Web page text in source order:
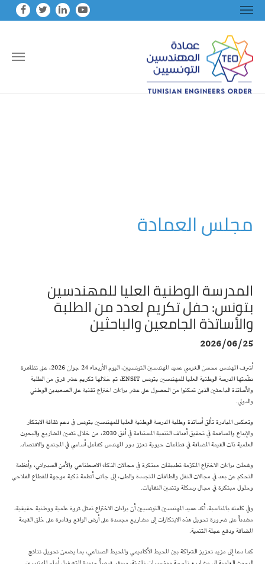
مجلس العمادة
المدرسة الوطنية العليا للمهندسين
بتونس: حفل تكريم لعدد من الطلبة
والأساتذة الجامعين والباحثين
2026/06/25
أشرف المهندس محسن الغرسي عميد المهندسين التونسيين، اليوم الأربعاء 24 جوان 2026، على تظاهرة
نظّمتها المدرسة الوطنية العليا للمهندسين بتونس ENSIT، تم خلالها تكريم عشر فرق من الطلبة
والأساتذة الباحثين الذين تمكنوا من الحصول على عشر براءات اختراع تقنية على الصعيدين الوطني
والدولي.
وتعكس المبادرة تألق أساتذة وطلبة المدرسة الوطنية العليا للمهندسين بتونس في دعم ثقافة الابتكار
والإبداع والمساهمة في تحقيق أهداف التنمية المستدامة في أفق 2030، من خلال تثمين المشاريع والبحوث
العلمية ذات القيمة المضافة في قطاعات حيوية تعزز دور المهندس كفاعل أساسي في المجتمع والاقتصاد.
وشملت براءات الاختراع المكرّمة تطبيقات مبتكرة في مجالات الذكاء الاصطناعي والأمن السيبراني، وأنظمة
التحكم عن بعد في مجالات النقل والطاقات المتجددة والطب، إلى جانب أنظمة ذكية موجهة للقطاع الفلاحي
وحلول مبتكرة في مجال رسكلة وتثمين النفايات.
وفي كلمته بالمناسبة، أكد عميد المهندسين التونسيين أن براءات الاختراع تمثل ثروة علمية ووطنية حقيقية،
مشدداً على ضرورة تحويل هذه الابتكارات إلى مشاريع مجسدة على أرض الواقع وقادرة على خلق القيمة
المضافة ودفع عجلة التنمية.
كما دعا إلى مزيد تعزيز الشراكة بين المحيط الأكاديمي والمحيط الصناعي، بما يضمن تحويل نتائج